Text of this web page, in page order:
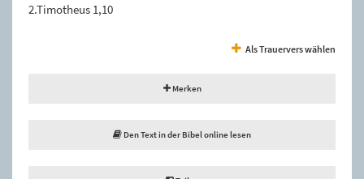
2.Timotheus 1,10
Als Trauervers wählen
Merken
Den Text in der Bibel online lesen